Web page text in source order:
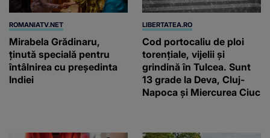
ROMANIATV.NET
Mirabela Grădinaru,
ţinută specială pentru
întâlnirea cu preşedinta
Indiei
LIBERTATEA.RO
Cod portocaliu de ploi
torențiale, vijelii și
grindină în Tulcea. Sunt
13 grade la Deva, Cluj-
Napoca și Miercurea Ciuc